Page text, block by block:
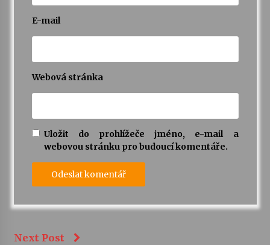
E-mail
Webová stránka
Uložit do prohlížeče jméno, e-mail a
webovou stránku pro budoucí komentáře.
Next Post